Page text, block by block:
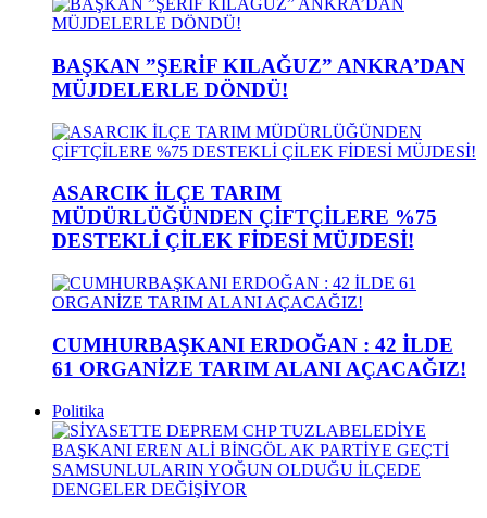
BAŞKAN ”ŞERİF KILAĞUZ” ANKRA’DAN
MÜJDELERLE DÖNDÜ!
ASARCIK İLÇE TARIM
MÜDÜRLÜĞÜNDEN ÇİFTÇİLERE %75
DESTEKLİ ÇİLEK FİDESİ MÜJDESİ!
CUMHURBAŞKANI ERDOĞAN : 42 İLDE
61 ORGANİZE TARIM ALANI AÇACAĞIZ!
Politika